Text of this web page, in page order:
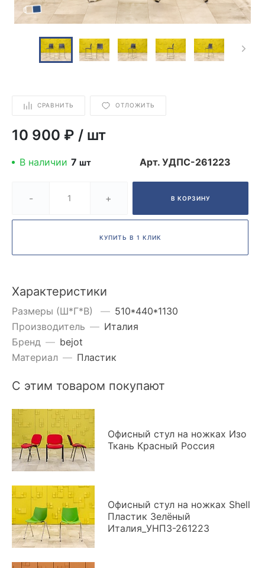
СРАВНИТЬ ОТЛОЖИТЬ
10 900 ₽ / шт
В наличии 7 шт Арт. УДПС-261223
- + В КОРЗИНУ
КУПИТЬ В 1 КЛИК
Характеристики
Размеры (Ш*Г*В) — 510*440*1130
Производитель — Италия
Бренд — bejot
Материал — Пластик
С этим товаром покупают
Офисный стул на ножках Изо
Ткань Красный Россия
Офисный стул на ножках Shell
Пластик Зелёный
Италия_УНПЗ-261223